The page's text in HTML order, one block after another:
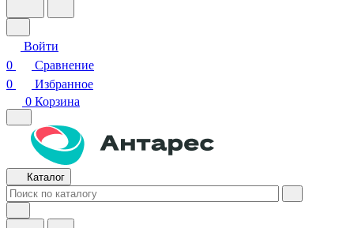
Войти
0
Сравнение
0
Избранное
0 Корзина
Каталог